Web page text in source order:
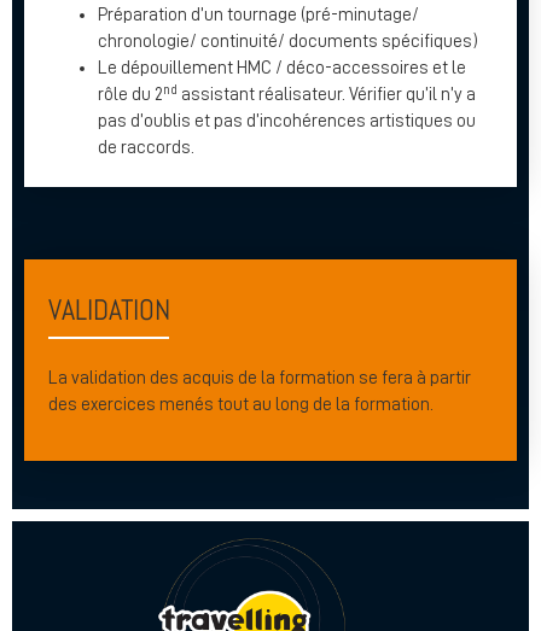
Préparation d’un tournage (pré-minutage/
chronologie/ continuité/ documents spécifiques)
Le dépouillement HMC / déco-accessoires et le
rôle du 2nd assistant réalisateur. Vérifier qu’il n’y a
pas d’oublis et pas d’incohérences artistiques ou
de raccords.
VALIDATION
La validation des acquis de la formation se fera à partir
des exercices menés tout au long de la formation.